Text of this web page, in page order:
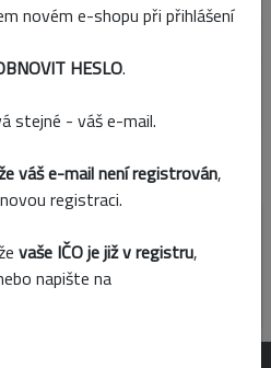
novém e-shopu při přihlášení
HESLO.
stejné - váš e-mail.
váš e-mail není registrován,
registraci.
vaše IČO je již v registru,
napište na